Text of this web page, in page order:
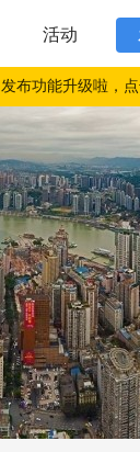
活动
发布功能升级啦，